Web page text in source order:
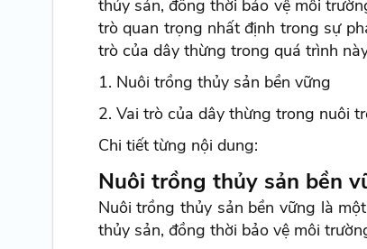
thủy sản, đồng thời bảo vệ môi
trò quan trọng nhất định trong sự
trò của dây thừng trong quá trình
1. Nuôi trồng thủy sản bền vững
2. Vai trò của dây thừng trong nuôi
Chi tiết từng nội dung:
Nuôi trồng thủy sản bền
Nuôi trồng thủy sản bền vững là
thủy sản, đồng thời bảo vệ môi